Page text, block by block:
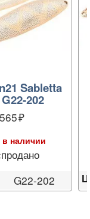
Sabletta
202
565
в наличии
G22-202